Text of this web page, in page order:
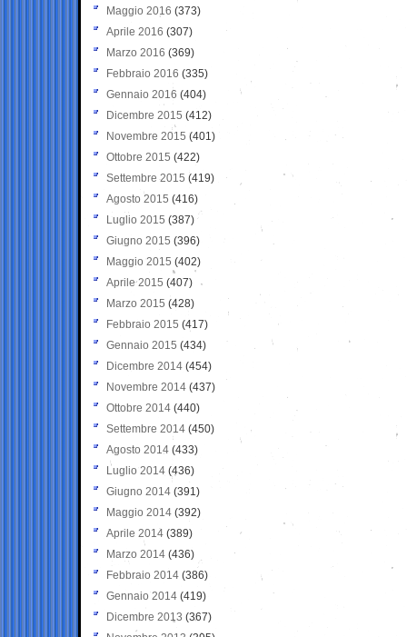
Maggio 2016 (373)
Aprile 2016 (307)
Marzo 2016 (369)
Febbraio 2016 (335)
Gennaio 2016 (404)
Dicembre 2015 (412)
Novembre 2015 (401)
Ottobre 2015 (422)
Settembre 2015 (419)
Agosto 2015 (416)
Luglio 2015 (387)
Giugno 2015 (396)
Maggio 2015 (402)
Aprile 2015 (407)
Marzo 2015 (428)
Febbraio 2015 (417)
Gennaio 2015 (434)
Dicembre 2014 (454)
Novembre 2014 (437)
Ottobre 2014 (440)
Settembre 2014 (450)
Agosto 2014 (433)
Luglio 2014 (436)
Giugno 2014 (391)
Maggio 2014 (392)
Aprile 2014 (389)
Marzo 2014 (436)
Febbraio 2014 (386)
Gennaio 2014 (419)
Dicembre 2013 (367)